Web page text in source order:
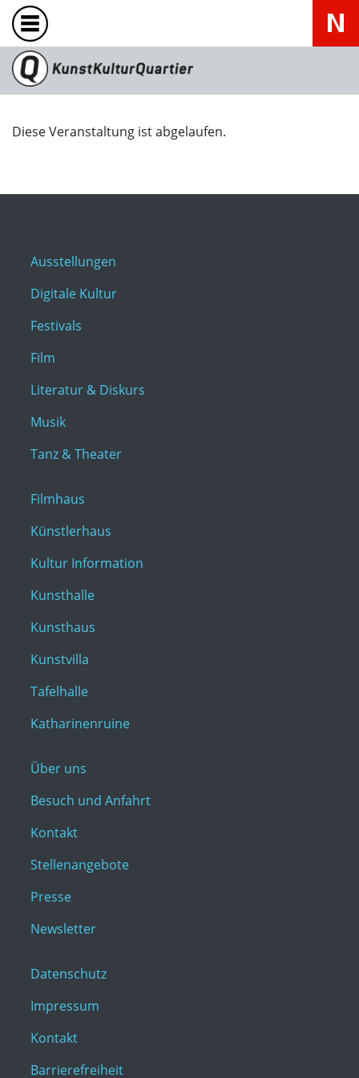
Diese Veranstaltung ist abgelaufen.
Ausstellungen
Digitale Kultur
Festivals
Film
Literatur & Diskurs
Musik
Tanz & Theater
Filmhaus
Künstlerhaus
Kultur Information
Kunsthalle
Kunsthaus
Kunstvilla
Tafelhalle
Katharinenruine
Über uns
Besuch und Anfahrt
Kontakt
Stellenangebote
Presse
Newsletter
Datenschutz
Impressum
Kontakt
Barrierefreiheit